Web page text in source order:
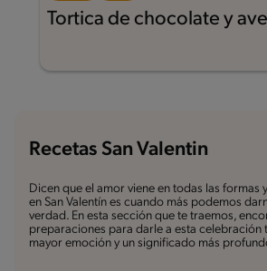
Tortica de chocolate y
Recetas San Valentin
Dicen que el amor viene en todas las formas
en San Valentín es cuando más podemos
verdad. En esta sección que te traemos,
preparaciones para darle a esta celebración
mayor emoción y un significado más